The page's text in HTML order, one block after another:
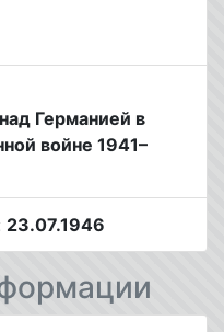
Германией в
войне 1941–
23.07.1946